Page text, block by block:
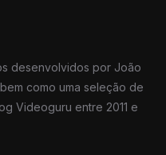
desenvolvidos por João
como uma seleção de
Videoguru entre 2011 e